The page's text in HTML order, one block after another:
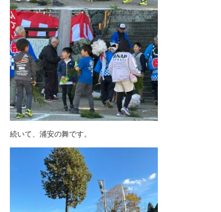
続いて、浦安の舞です。